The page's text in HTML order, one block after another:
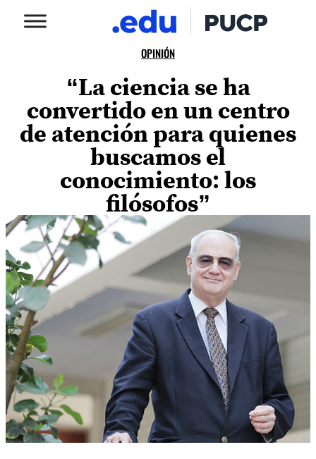
OPINIÓN
“La ciencia se ha
convertido en un centro
de atención para quienes
buscamos el
conocimiento: los
filósofos”